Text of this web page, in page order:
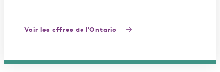
Voir les offres de l'Ontario